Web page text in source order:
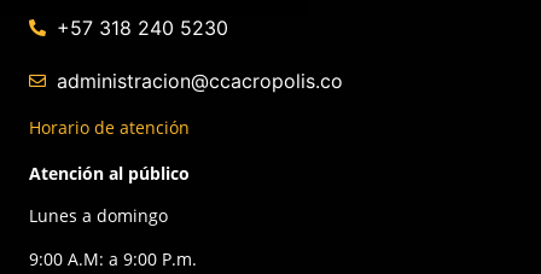
+57 318 240 5230
administracion@ccacropolis.co
Horario de atención
Atención al público
Lunes a domingo
9:00 A.M: a 9:00 P.m.